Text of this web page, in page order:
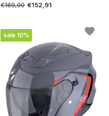
€169,90 €152,91
sale 10%